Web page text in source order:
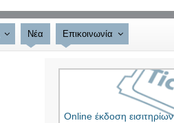
Νέα Επικοινωνία
Online έκδοση εισιτηρίων